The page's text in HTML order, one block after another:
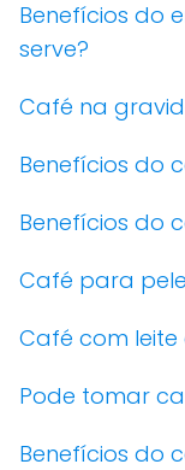
Benefícios do
serve?
Café na
Benefícios do
Benefícios do
Café para
Café com
Pode tomar
Benefícios do